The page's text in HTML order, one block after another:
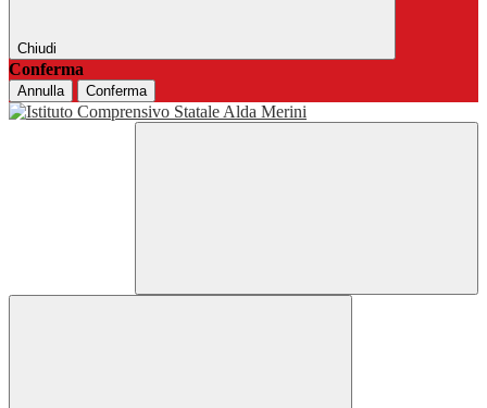
Chiudi
Conferma
Annulla Conferma